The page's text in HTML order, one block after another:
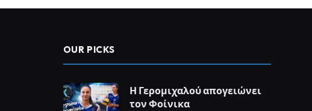
OUR PICKS
Η Γερομιχαλού απογειώνει
τον Φοίνικα